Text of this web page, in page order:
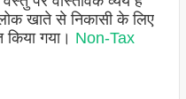
खाते से निकासी के लिए
गया। Non-Tax